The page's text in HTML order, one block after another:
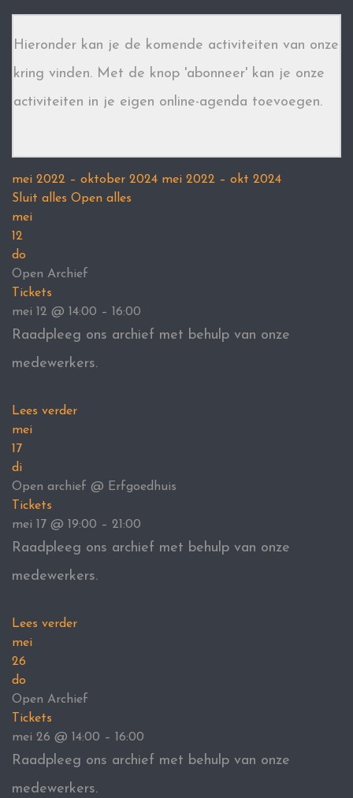
Hieronder kan je de komende activiteiten van onze
kring vinden. Met de knop 'abonneer' kan je onze
activiteiten in je eigen online-agenda toevoegen.
mei 2022 – oktober 2024 mei 2022 – okt 2024
Sluit alles Open alles
mei
12
do
Open Archief
Tickets
mei 12 @ 14:00 – 16:00
Raadpleeg ons archief met behulp van onze
medewerkers.
Lees verder
mei
17
di
Open archief @ Erfgoedhuis
Tickets
mei 17 @ 19:00 – 21:00
Raadpleeg ons archief met behulp van onze
medewerkers.
Lees verder
mei
26
do
Open Archief
Tickets
mei 26 @ 14:00 – 16:00
Raadpleeg ons archief met behulp van onze
medewerkers.